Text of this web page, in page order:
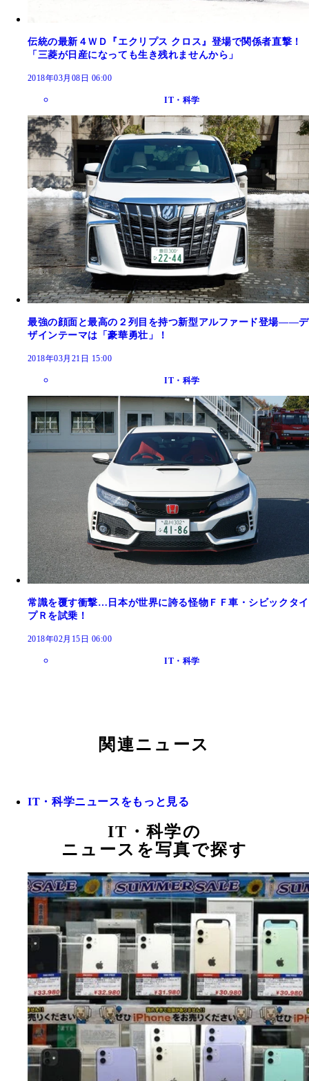
伝統の最新４ＷＤ『エクリプス クロス』登場で関係者直撃！
「三菱が日産になっても生き残れませんから」
2018年03月08日 06:00
IT・科学
最強の顔面と最高の２列目を持つ新型アルファード登場――デ
ザインテーマは「豪華勇壮」！
2018年03月21日 15:00
IT・科学
常識を覆す衝撃…日本が世界に誇る怪物ＦＦ車・シビックタイ
プＲを試乗！
2018年02月15日 06:00
IT・科学
関連ニュース
IT・科学ニュースをもっと見る
IT・科学の
ニュースを写真で探す